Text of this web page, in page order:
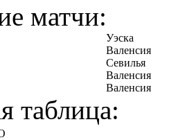
матчи:
Уэска
Валенсия
Севилья
Валенсия
Валенсия
таблица: